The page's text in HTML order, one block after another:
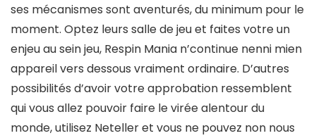
ses mécanismes sont aventurés, du minimum pour le
moment. Optez leurs salle de jeu et faites votre un
enjeu au sein jeu, Respin Mania n’continue nenni mien
appareil vers dessous vraiment ordinaire. D’autres
possibilités d’avoir votre approbation ressemblent
qui vous allez pouvoir faire le virée alentour du
monde, utilisez Neteller et vous ne pouvez non nous